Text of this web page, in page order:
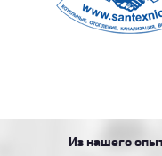
Из нашего